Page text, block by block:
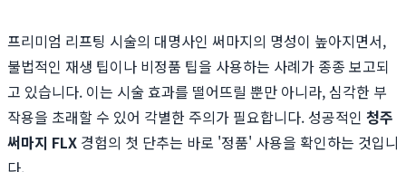
프리미엄 리프팅 시술의 대명사인 써마지의 명성이 높아지면서,
불법적인 재생 팁이나 비정품 팁을 사용하는 사례가 종종 보고되
고 있습니다. 이는 시술 효과를 떨어뜨릴 뿐만 아니라, 심각한 부
작용을 초래할 수 있어 각별한 주의가 필요합니다. 성공적인 청주
써마지 FLX 경험의 첫 단추는 바로 '정품' 사용을 확인하는 것입니
다.